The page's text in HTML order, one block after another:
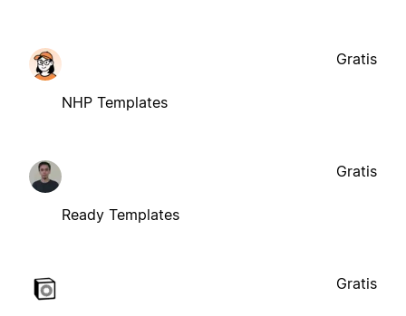
NHP Templates
Gratis
Ready Templates
Gratis
Gratis